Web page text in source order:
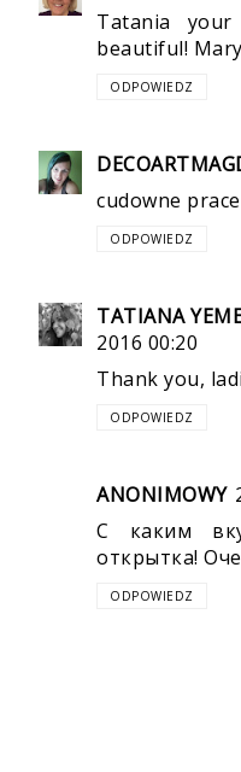
Tatania
beautiful!
ODPOWIEDZ
cudowne prace
ODPOWIEDZ
TATIANA
2016 00:20
Thank you,
ODPOWIEDZ
ANONIMOWY
С каким
открытка!
ODPOWIEDZ